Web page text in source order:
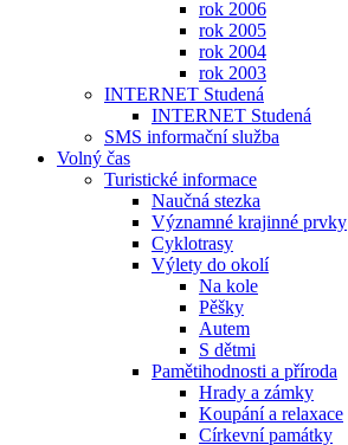
rok 2006
rok 2005
rok 2004
rok 2003
INTERNET Studená
INTERNET Studená
SMS informační služba
Volný čas
Turistické informace
Naučná stezka
Významné krajinné prvky
Cyklotrasy
Výlety do okolí
Na kole
Pěšky
Autem
S dětmi
Pamětihodnosti a příroda
Hrady a zámky
Koupání a relaxace
Církevní památky